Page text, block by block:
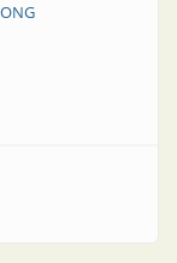
media y alta tensión